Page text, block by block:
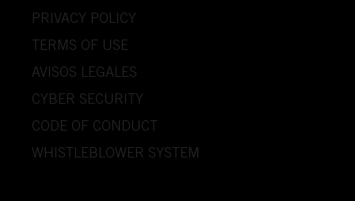
PRIVACY POLICY
TERMS OF USE
AVISOS LEGALES
CYBER SECURITY
CODE OF CONDUCT
WHISTLEBLOWER SYSTEM